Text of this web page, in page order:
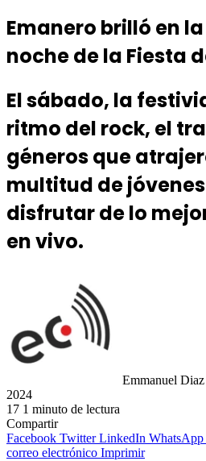
Emanero brilló en
noche de la Fiesta
El sábado, la
ritmo del rock, el
géneros que
multitud de
disfrutar de lo
en vivo.
Emmanuel Diaz
2024
17 1 minuto de lectura
Compartir
Facebook Twitter LinkedIn WhatsApp
correo electrónico Imprimir